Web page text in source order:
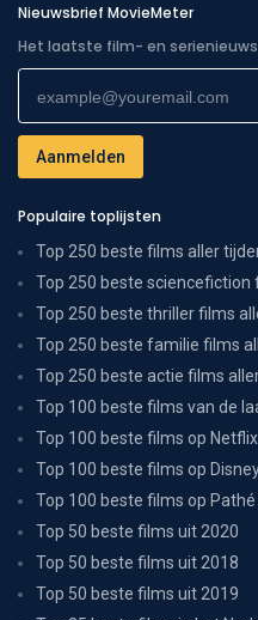
Nieuwsbrief MovieMeter
Het laatste film- en
Populaire toplijsten
Top 250 beste films aller
Top 250 beste sciencefiction
Top 250 beste thriller films
Top 250 beste familie films
Top 250 beste actie films
Top 100 beste films van de
Top 100 beste films op Netflix
Top 100 beste films op
Top 100 beste films op Pathé
Top 50 beste films uit 2020
Top 50 beste films uit 2018
Top 50 beste films uit 2019